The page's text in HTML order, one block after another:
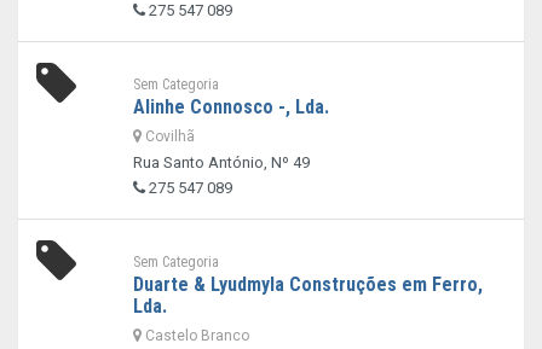
275 547 089
Sem Categoria
Alinhe Connosco -, Lda.
Covilhã
Rua Santo António, Nº 49
275 547 089
Sem Categoria
Duarte & Lyudmyla Construções em Ferro,
Lda.
Castelo Branco